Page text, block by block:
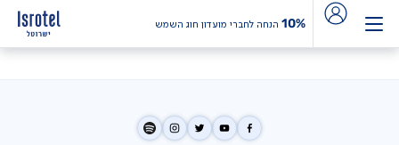
10% הנחה לחברי מועדון חוג השמש